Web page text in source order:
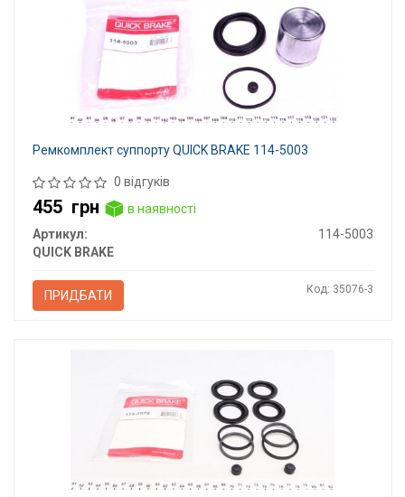
Ремкомплект суппорту QUICK BRAKE 114-5003
0 відгуків
455 грн
в наявності
Артикул:
114-5003
QUICK BRAKE
ПРИДБАТИ Код: 35076-3